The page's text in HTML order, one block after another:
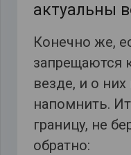
актуальны
Конечно же,
запрещаются
везде, и о
напомнить.
границу, не
обратно: